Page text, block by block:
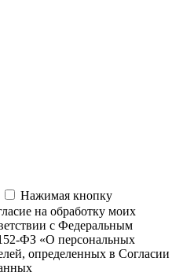
Нажимая кнопку
на обработку моих
с Федеральным
ФЗ «О персональных
определенных в Согласии